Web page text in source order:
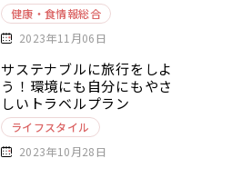
健康・食情報総合
2023年11月06日
サステナブルに旅行をしよ
う！環境にも自分にもやさ
しいトラベルプラン
ライフスタイル
2023年10月28日